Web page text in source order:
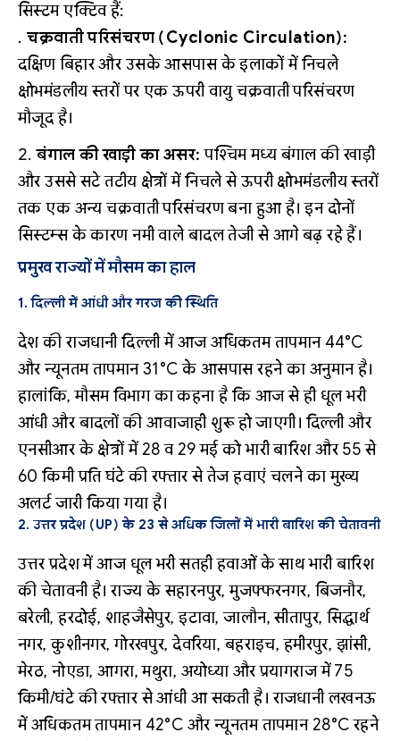
सिस्टम एक्टिव हैं:
चक्रवाती परिसंचरण (Cyclonic Circulation):
दक्षिण बिहार और उसके आसपास के इलाकों में निचले
क्षोभमंडलीय स्तरों पर एक ऊपरी वायु चक्रवाती परिसंचरण
मौजूद है।
बंगाल की खाड़ी का असर: पश्चिम मध्य बंगाल की खाड़ी
और उससे सटे तटीय क्षेत्रों में निचले से ऊपरी क्षोभमंडलीय स्तरों
तक एक अन्य चक्रवाती परिसंचरण बना हुआ है। इन दोनों
सिस्टम्स के कारण नमी वाले बादल तेजी से आगे बढ़ रहे हैं।
प्रमुख राज्यों में मौसम का हाल
1. दिल्ली में आंधी और गरज की स्थिति
देश की राजधानी दिल्ली में आज अधिकतम तापमान 44°C
और न्यूनतम तापमान 31°C के आसपास रहने का अनुमान है।
हालांकि, मौसम विभाग का कहना है कि आज से ही धूल भरी
आंधी और बादलों की आवाजाही शुरू हो जाएगी। दिल्ली और
एनसीआर के क्षेत्रों में 28 व 29 मई को भारी बारिश और 55 से
60 किमी प्रति घंटे की रफ्तार से तेज हवाएं चलने का मुख्य
अलर्ट जारी किया गया है।
2. उत्तर प्रदेश (UP) के 23 से अधिक जिलों में भारी बारिश की चेतावनी
उत्तर प्रदेश में आज धूल भरी सतही हवाओं के साथ भारी बारिश
की चेतावनी है। राज्य के सहारनपुर, मुजफ्फरनगर, बिजनौर,
बरेली, हरदोई, शाहजैसेपुर, इटावा, जालौन, सीतापुर, सिद्धार्थ
नगर, कुशीनगर, गोरखपुर, देवरिया, बहराइच, हमीरपुर, झांसी,
मेरठ, नोएडा, आगरा, मथुरा, अयोध्या और प्रयागराज में 75
किमी/घंटे की रफ्तार से आंधी आ सकती है। राजधानी लखनऊ
में अधिकतम तापमान 42°C और न्यूनतम तापमान 28°C रहने